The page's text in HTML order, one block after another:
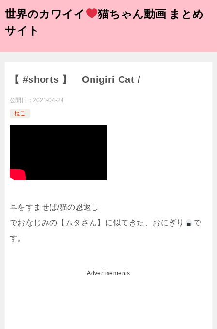
世界のカワイイ
猫ちゃん動画 まとめ
サイト
【 #shorts 】 Onigiri Cat /
公開日： 2021-04-24
ねこ
耳をすませば/猫の恩返し
でおなじみの【ムタさん】に似てきた、おにぎり
で
す。
Advertisements